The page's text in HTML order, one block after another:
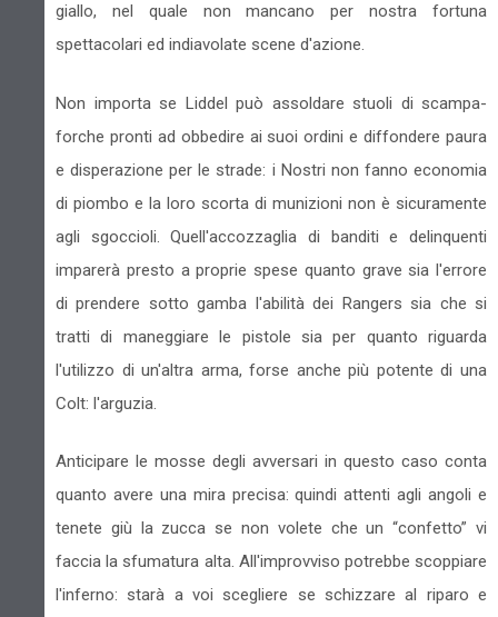
giallo, nel quale non mancano per nostra fortuna
spettacolari ed indiavolate scene d'azione.
Non importa se Liddel può assoldare stuoli di scampa-
forche pronti ad obbedire ai suoi ordini e diffondere paura
e disperazione per le strade: i Nostri non fanno economia
di piombo e la loro scorta di munizioni non è sicuramente
agli sgoccioli. Quell'accozzaglia di banditi e delinquenti
imparerà presto a proprie spese quanto grave sia l'errore
di prendere sotto gamba l'abilità dei Rangers sia che si
tratti di maneggiare le pistole sia per quanto riguarda
l'utilizzo di un'altra arma, forse anche più potente di una
Colt: l'arguzia.
Anticipare le mosse degli avversari in questo caso conta
quanto avere una mira precisa: quindi attenti agli angoli e
tenete giù la zucca se non volete che un “confetto” vi
faccia la sfumatura alta. All'improvviso potrebbe scoppiare
l'inferno: starà a voi scegliere se schizzare al riparo e